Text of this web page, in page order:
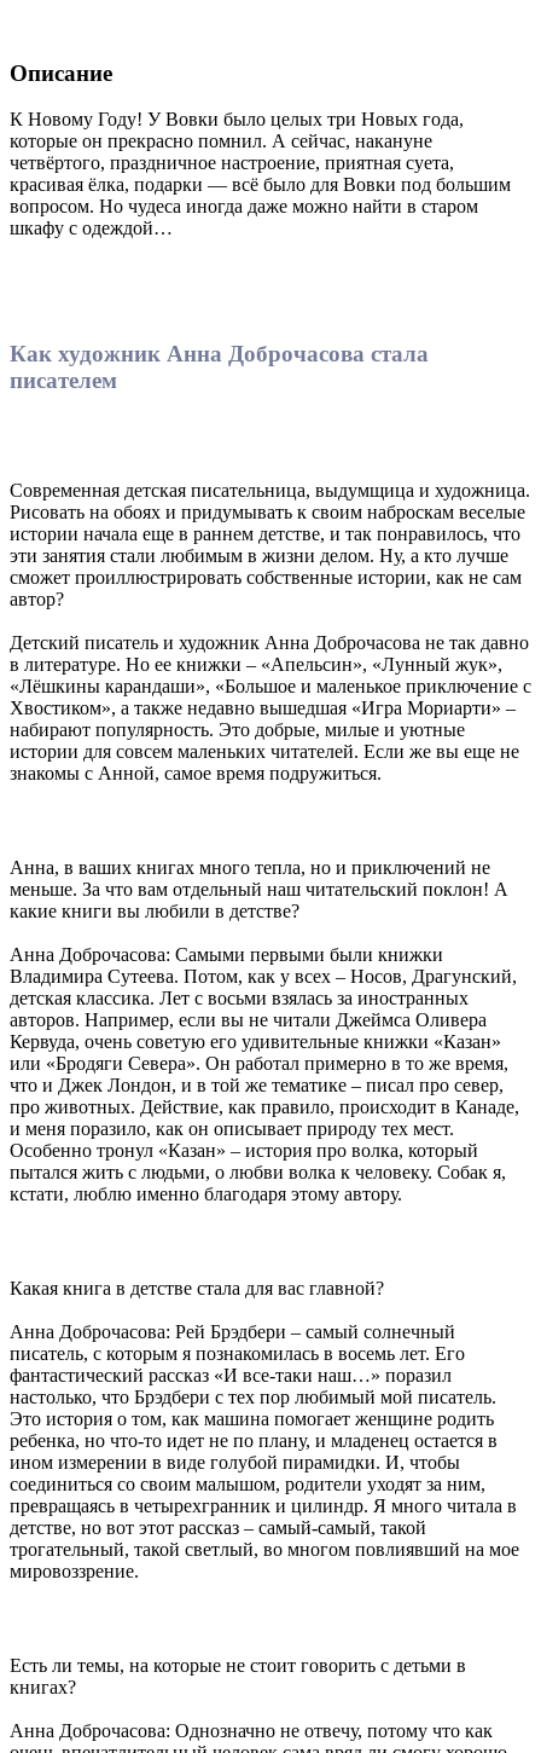
Описание
К Новому Году! У Вовки было целых три Новых года,
которые он прекрасно помнил. А сейчас, накануне
четвёртого, праздничное настроение, приятная суета,
красивая ёлка, подарки — всё было для Вовки под большим
вопросом. Но чудеса иногда даже можно найти в старом
шкафу с одеждой…
Как художник Анна Доброчасова стала
писателем
Современная детская писательница, выдумщица и художница.
Рисовать на обоях и придумывать к своим наброскам веселые
истории начала еще в раннем детстве, и так понравилось, что
эти занятия стали любимым в жизни делом. Ну, а кто лучше
сможет проиллюстрировать собственные истории, как не сам
автор?
Детский писатель и художник Анна Доброчасова не так давно
в литературе. Но ее книжки – «Апельсин», «Лунный жук»,
«Лёшкины карандаши», «Большое и маленькое приключение с
Хвостиком», а также недавно вышедшая «Игра Мориарти» –
набирают популярность. Это добрые, милые и уютные
истории для совсем маленьких читателей. Если же вы еще не
знакомы с Анной, самое время подружиться.
Анна, в ваших книгах много тепла, но и приключений не
меньше. За что вам отдельный наш читательский поклон! А
какие книги вы любили в детстве?
Анна Доброчасова: Самыми первыми были книжки
Владимира Сутеева. Потом, как у всех – Носов, Драгунский,
детская классика. Лет с восьми взялась за иностранных
авторов. Например, если вы не читали Джеймса Оливера
Кервуда, очень советую его удивительные книжки «Казан»
или «Бродяги Севера». Он работал примерно в то же время,
что и Джек Лондон, и в той же тематике – писал про север,
про животных. Действие, как правило, происходит в Канаде,
и меня поразило, как он описывает природу тех мест.
Особенно тронул «Казан» – история про волка, который
пытался жить с людьми, о любви волка к человеку. Собак я,
кстати, люблю именно благодаря этому автору.
Какая книга в детстве стала для вас главной?
Анна Доброчасова: Рей Брэдбери – самый солнечный
писатель, с которым я познакомилась в восемь лет. Его
фантастический рассказ «И все-таки наш…» поразил
настолько, что Брэдбери с тех пор любимый мой писатель.
Это история о том, как машина помогает женщине родить
ребенка, но что-то идет не по плану, и младенец остается в
ином измерении в виде голубой пирамидки. И, чтобы
соединиться со своим малышом, родители уходят за ним,
превращаясь в четырехгранник и цилиндр. Я много читала в
детстве, но вот этот рассказ – самый-самый, такой
трогательный, такой светлый, во многом повлиявший на мое
мировоззрение.
Есть ли темы, на которые не стоит говорить с детьми в
книгах?
Анна Доброчасова: Однозначно не отвечу, потому что как